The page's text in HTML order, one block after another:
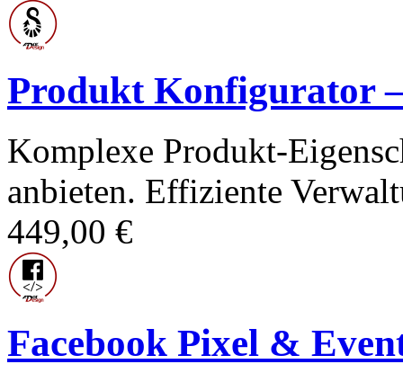
Produkt Konfigurator
Komplexe Produkt-
anbieten. Effiziente
449,00 €
Facebook Pixel &